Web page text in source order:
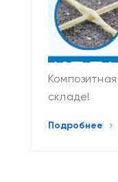
складе!
Подробнее